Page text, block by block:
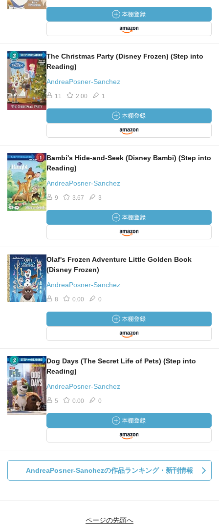
The Christmas Party (Disney Frozen) (Step into
Reading)
AndreaPosner-Sanchez
11 2.00 1
Bambi's Hide-and-Seek (Disney Bambi) (Step into
Reading)
AndreaPosner-Sanchez
9 3.67 3
Olaf's Frozen Adventure Little Golden Book
(Disney Frozen)
AndreaPosner-Sanchez
8 0.00 0
Dog Days (The Secret Life of Pets) (Step into
Reading)
AndreaPosner-Sanchez
5 0.00 0
AndreaPosner-Sanchezの作品ランキング・新刊情報
ページの先頭へ